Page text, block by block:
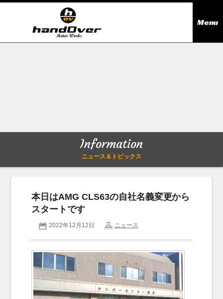
Menu
Company outline
会社概要
アクセス
お問い合わせ
Information
ニュース＆トピックス
本日はAMG CLS63の自社名義変更から
スタートです
2022年12月12日 ニュース